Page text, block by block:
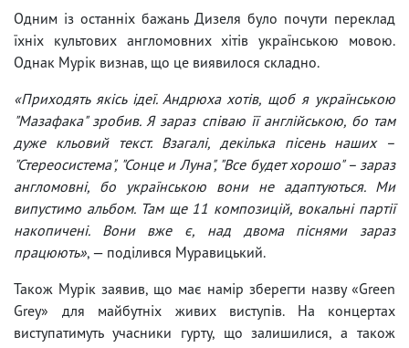
Одним із останніх бажань Дизеля було почути переклад
їхніх культових англомовних хітів українською мовою.
Однак Мурік визнав, що це виявилося складно.
«Приходять якісь ідеї. Андрюха хотів, щоб я українською
"Мазафака" зробив. Я зараз співаю її англійською, бо там
дуже кльовий текст. Взагалі, декілька пісень наших –
"Стереосистема", "Сонце и Луна", "Все будет хорошо" – зараз
англомовні, бо українською вони не адаптуються. Ми
випустимо альбом. Там ще 11 композицій, вокальні партії
накопичені. Вони вже є, над двома піснями зараз
працюють», — поділився Муравицький.
Також Мурік заявив, що має намір зберегти назву «Green
Grey» для майбутніх живих виступів. На концертах
виступатимуть учасники гурту, що залишилися, а також